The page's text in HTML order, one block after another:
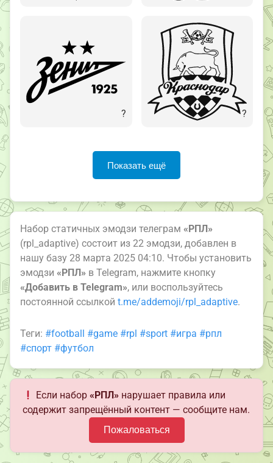
? ?
Показать ещё
Набор статичных эмодзи телеграм «РПЛ»
(rpl_adaptive) состоит из 22 эмодзи, добавлен в
нашу базу 28 марта 2025 04:10. Чтобы установить
эмодзи «РПЛ» в Telegram, нажмите кнопку
«Добавить в Telegram», или воспользуйтесь
постоянной ссылкой t.me/addemoji/rpl_adaptive.
Теги: #football #game #rpl #sport #игра #рпл
#спорт #футбол
Если набор«РПЛ» нарушает правила или
содержит запрещённый контент — сообщите нам.
Пожаловаться